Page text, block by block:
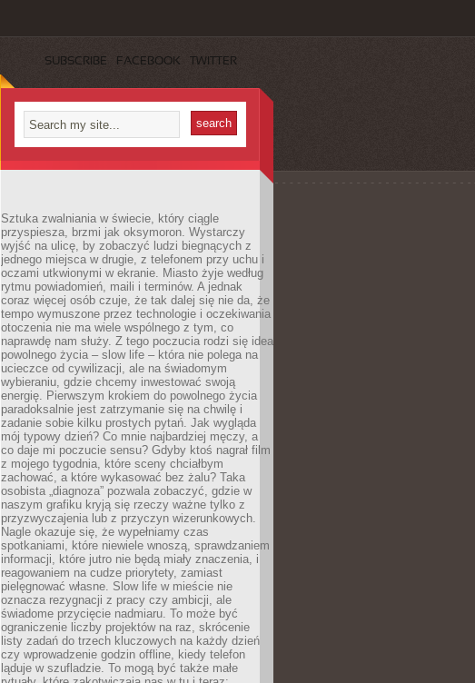
SUBSCRIBE FACEBOOK TWITTER
Sztuka zwalniania w świecie, który ciągle
przyspiesza, brzmi jak oksymoron. Wystarczy
wyjść na ulicę, by zobaczyć ludzi biegnących z
jednego miejsca w drugie, z telefonem przy uchu i
oczami utkwionymi w ekranie. Miasto żyje według
rytmu powiadomień, maili i terminów. A jednak
coraz więcej osób czuje, że tak dalej się nie da, że
tempo wymuszone przez technologie i oczekiwania
otoczenia nie ma wiele wspólnego z tym, co
naprawdę nam służy. Z tego poczucia rodzi się idea
powolnego życia – slow life – która nie polega na
ucieczce od cywilizacji, ale na świadomym
wybieraniu, gdzie chcemy inwestować swoją
energię. Pierwszym krokiem do powolnego życia
paradoksalnie jest zatrzymanie się na chwilę i
zadanie sobie kilku prostych pytań. Jak wygląda
mój typowy dzień? Co mnie najbardziej męczy, a
co daje mi poczucie sensu? Gdyby ktoś nagrał film
z mojego tygodnia, które sceny chciałbym
zachować, a które wykasować bez żalu? Taka
osobista „diagnoza” pozwala zobaczyć, gdzie w
naszym grafiku kryją się rzeczy ważne tylko z
przyzwyczajenia lub z przyczyn wizerunkowych.
Nagle okazuje się, że wypełniamy czas
spotkaniami, które niewiele wnoszą, sprawdzaniem
informacji, które jutro nie będą miały znaczenia, i
reagowaniem na cudze priorytety, zamiast
pielęgnować własne. Slow life w mieście nie
oznacza rezygnacji z pracy czy ambicji, ale
świadome przycięcie nadmiaru. To może być
ograniczenie liczby projektów na raz, skrócenie
listy zadań do trzech kluczowych na każdy dzień
czy wprowadzenie godzin offline, kiedy telefon
ląduje w szufladzie. To mogą być także małe